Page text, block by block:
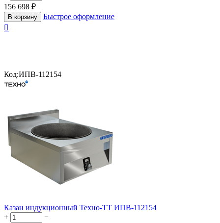
156 698 ₽
В корзину
Быстрое оформление

Код:ИПВ-112154
Казан индукционный Техно-ТТ ИПВ-112154
+
−